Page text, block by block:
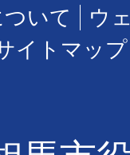
いて
ウ
イトマップ